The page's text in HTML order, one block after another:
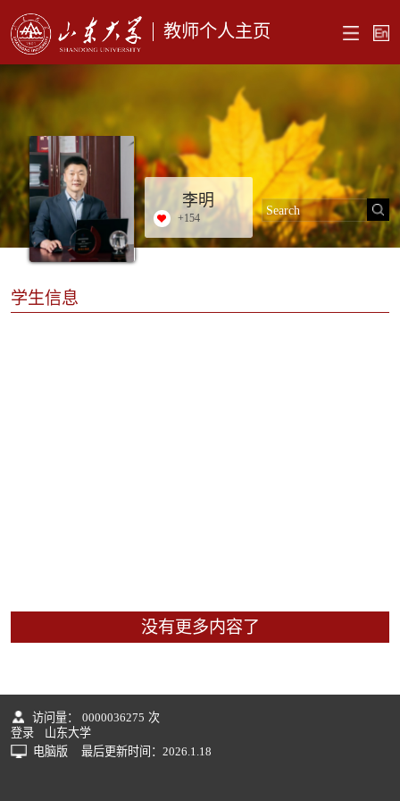
教师个人主页
李明
+154
学生信息
没有更多内容了
访问量： 0000036275 次
登录
山东大学
电脑版
最后更新时间： 2026 1 18